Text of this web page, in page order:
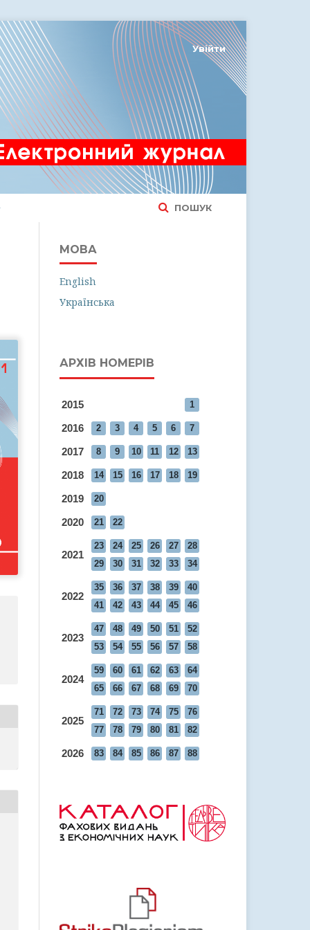
ПОШУК
Увійти
МОВА
English
Українська
АРХІВ НОМЕРІВ
2015 1
2016 2 3 4 5 6 7
2017 8 9 10 11 12 13
2018 14 15 16 17 18 19
2019 20
2020 21 22
2021
23 24 25 26 27
28
29
30 31 32 33 34
2022
35 36 37 38 39
40
41
42 43 44 45 46
2023
47 48 49 50 51
52
53
54 55 56 57 58
2024
59 60 61 62 63
64
65
66 67 68 69 70
2025
71 72 73 74 75
76
77
78 79 80 81 82
2026 83 84 85 86 87 88